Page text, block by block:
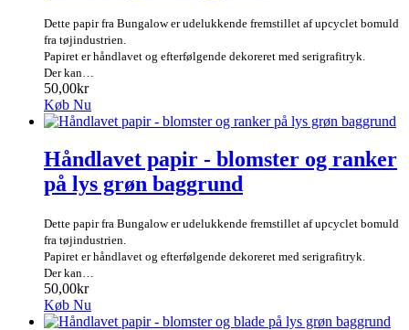
Dette papir fra Bungalow er udelukkende fremstillet af upcyclet bomuld
fra tøjindustrien.
Papiret er håndlavet og efterfølgende dekoreret med serigrafitryk.
Der kan…
50,00kr
Køb Nu
Håndlavet papir - blomster og ranker
på lys grøn baggrund
Dette papir fra Bungalow er udelukkende fremstillet af upcyclet bomuld
fra tøjindustrien.
Papiret er håndlavet og efterfølgende dekoreret med serigrafitryk.
Der kan…
50,00kr
Køb Nu